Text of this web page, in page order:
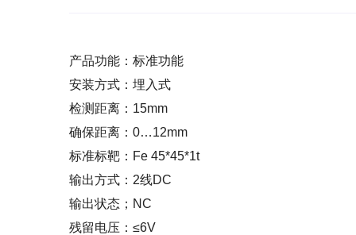
产品功能：标准功能
安装方式：埋入式
检测距离：15mm
确保距离：0…12mm
标准标靶：Fe 45*45*1t
输出方式：2线DC
输出状态；NC
残留电压：≤6V